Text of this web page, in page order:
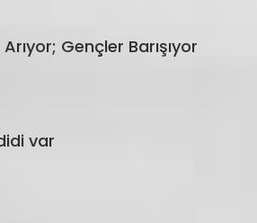
Arıyor; Gençler Barışıyor
var